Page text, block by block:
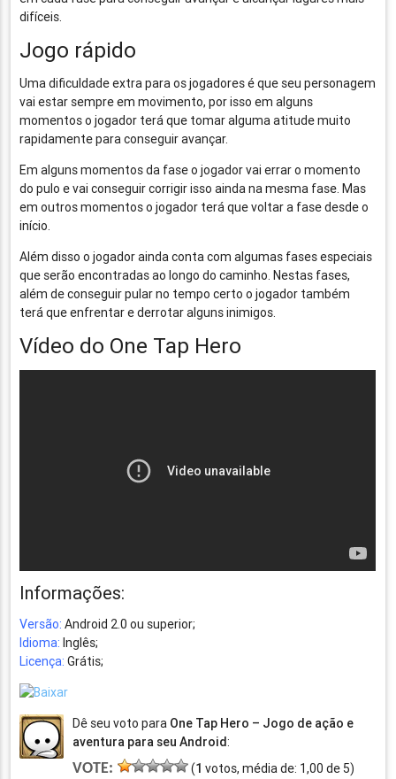
difíceis.
Jogo rápido
Uma dificuldade extra para os jogadores é que seu personagem
vai estar sempre em movimento, por isso em alguns
momentos o jogador terá que tomar alguma atitude muito
rapidamente para conseguir avançar.
Em alguns momentos da fase o jogador vai errar o momento
do pulo e vai conseguir corrigir isso ainda na mesma fase. Mas
em outros momentos o jogador terá que voltar a fase desde o
início.
Além disso o jogador ainda conta com algumas fases especiais
que serão encontradas ao longo do caminho. Nestas fases,
além de conseguir pular no tempo certo o jogador também
terá que enfrentar e derrotar alguns inimigos.
Vídeo do One Tap Hero
Informações:
Versão: Android 2.0 ou superior;
Idioma: Inglês;
Licença: Grátis;
Dê seu voto para One Tap Hero – Jogo de ação e
aventura para seu Android:
VOTE: (1 votos, média de: 1,00 de 5)